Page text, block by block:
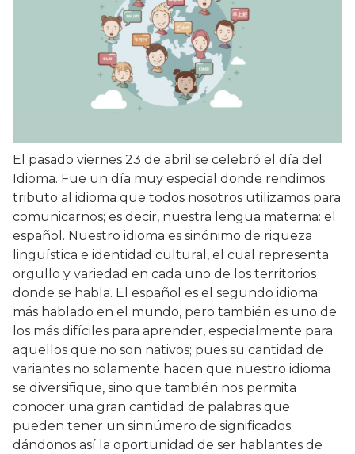
El pasado viernes 23 de abril se celebró el día del
Idioma. Fue un día muy especial donde rendimos
tributo al idioma que todos nosotros utilizamos para
comunicarnos; es decir, nuestra lengua materna: el
español. Nuestro idioma es sinónimo de riqueza
lingüística e identidad cultural, el cual representa
orgullo y variedad en cada uno de los territorios
donde se habla. El español es el segundo idioma
más hablado en el mundo, pero también es uno de
los más difíciles para aprender, especialmente para
aquellos que no son nativos; pues su cantidad de
variantes no solamente hacen que nuestro idioma
se diversifique, sino que también nos permita
conocer una gran cantidad de palabras que
pueden tener un sinnúmero de significados;
dándonos así la oportunidad de ser hablantes de